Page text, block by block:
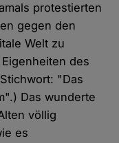
protestierten
gegen den
Welt zu
des
"Das
Das wunderte
völlig
es